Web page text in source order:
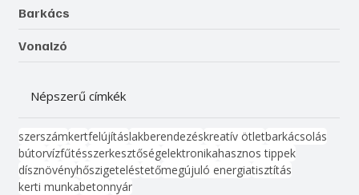
Barkács
Vonalzó
Népszerű címkék
szerszámkertfelújításlakberendezéskreatív ötletbarkácsolás
bútorvízfűtésszerkesztőségelektronikahasznos tippek
dísznövényhőszigeteléstetőmegújuló energiatisztítás
kerti munkabetonnyár